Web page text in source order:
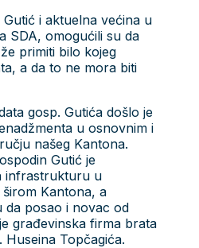
i aktuelna većina u
SDA, omogućili su da
primiti bilo kojeg
a da to ne mora biti
gosp. Gutića došlo je
u osnovnim i
našeg Kantona.
Gutić je
infrastrukturu u
Kantona, a
da posao i novac od
građevinska firma brata
Topčagića.